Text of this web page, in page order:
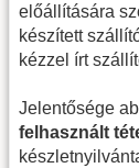
előállítására
készített
kézzel írt
Jelentősége
felhasznált